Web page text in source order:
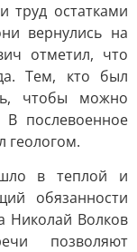
труд остатками
вернулись на
отметил, что
Тем, кто был
чтобы можно
послевоенное
геологом.
в теплой и
обязанности
Николай Волков
позволяют